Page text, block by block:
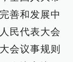
善和发展中
民代表大会
会议事规则